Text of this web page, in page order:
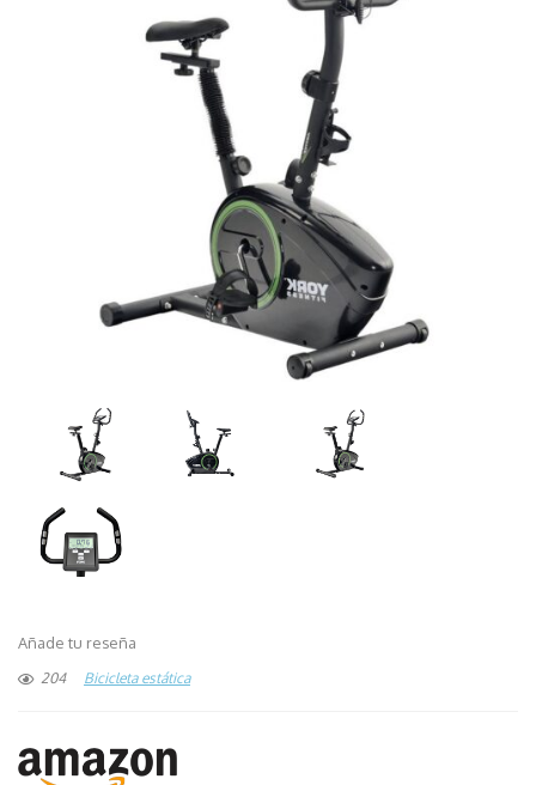
Añade tu reseña
204 Bicicleta estática